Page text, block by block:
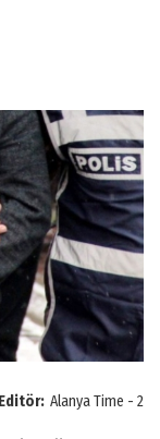
Editör: Alanya Time - 2